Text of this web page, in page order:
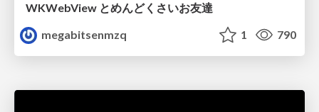
WKWebView とめんどくさいお友達
megabitsenmzq
1 790